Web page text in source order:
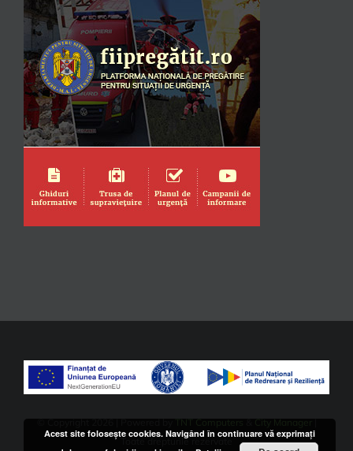
© Copyright2026 | Powered byTNT Computers&City Manager|
Toate drepturile rezervate
Acest site foloseşte cookies. Navigând în continuare vă exprimaţi